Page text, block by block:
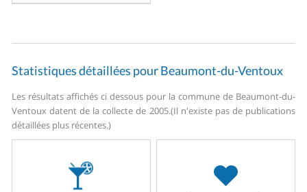
Statistiques détaillées pour Beaumont-du-Ventoux
Les résultats affichés ci dessous pour la commune de Beaumont-du-
Ventoux datent de la collecte de 2005.(Il n'existe pas de publications
détaillées plus récentes.)